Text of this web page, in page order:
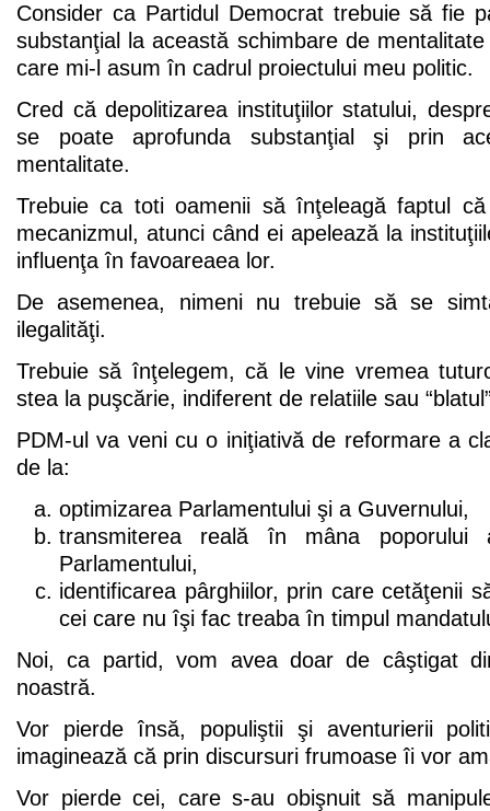
Consider ca Partidul Democrat trebuie să fie
substanţial la această schimbare de
care mi-l asum în cadrul proiectului meu politic.
Cred că depolitizarea instituţiilor statului,
se poate aprofunda substanţial şi prin
mentalitate.
Trebuie ca toti oamenii să înţeleagă faptul
mecanizmul, atunci când ei apelează la
influenţa în favoareaea lor.
De asemenea, nimeni nu trebuie să se
ilegalităţi.
Trebuie să înţelegem, că le vine vremea
stea la puşcărie, indiferent de relatiile sau
PDM-ul va veni cu o iniţiativă de reformare a
de la:
optimizarea Parlamentului şi a Guvernului,
transmiterea reală în mâna poporului
Parlamentului,
identificarea pârghiilor, prin care cetăţenii
cei care nu îşi fac treaba în timpul
Noi, ca partid, vom avea doar de câştigat
noastră.
Vor pierde însă, populiştii şi aventurierii
imaginează că prin discursuri frumoase îi vor
Vor pierde cei, care s-au obişnuit să